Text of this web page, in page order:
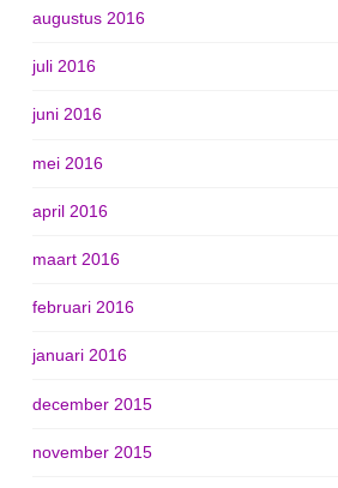
augustus 2016
juli 2016
juni 2016
mei 2016
april 2016
maart 2016
februari 2016
januari 2016
december 2015
november 2015